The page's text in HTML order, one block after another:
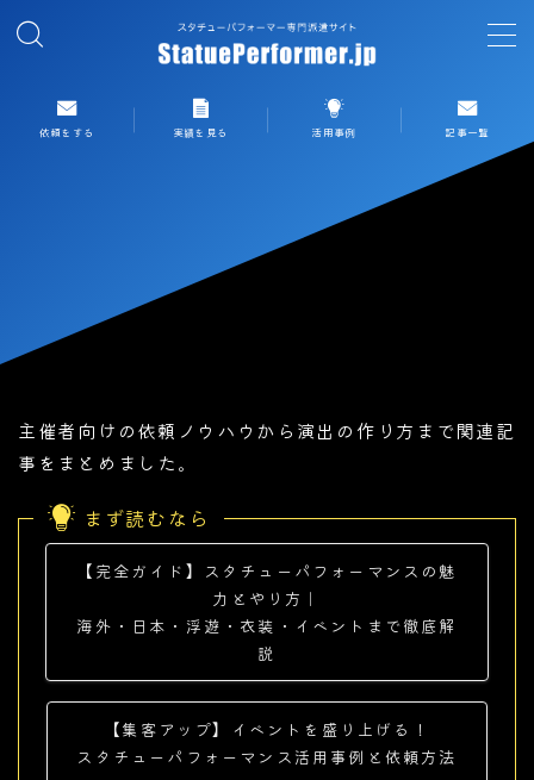
パフォーマーリスト一覧
依頼をする 実績を見る 活用事例 記事一覧
主催者向けの依頼ノウハウから演出の作り方まで関連記
事をまとめました。
まず読むなら
【完全ガイド】スタチューパフォーマンスの魅
力とやり方｜
海外・日本・浮遊・衣装・イベントまで徹底解
説
【集客アップ】イベントを盛り上げる！
スタチューパフォーマンス活用事例と依頼方法